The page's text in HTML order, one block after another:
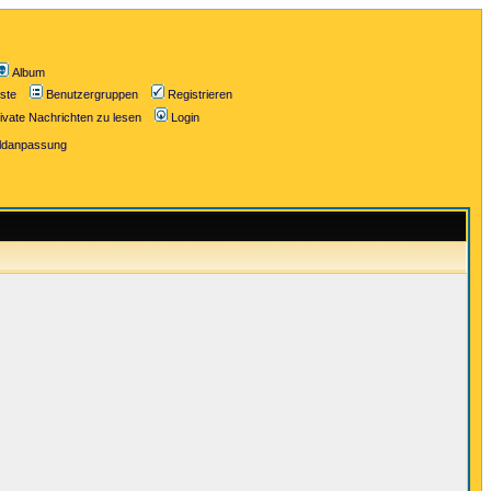
Album
Benutzergruppen
Registrieren
Nachrichten zu lesen Login